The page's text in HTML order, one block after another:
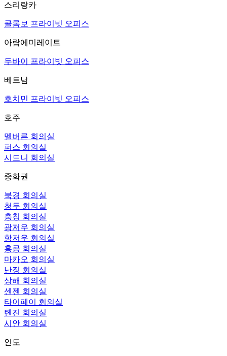
스리랑카
콜롬보 프라이빗 오피스
아랍에미레이트
두바이 프라이빗 오피스
베트남
호치민 프라이빗 오피스
호주
멜버른 회의실
퍼스 회의실
시드니 회의실
중화권
북경 회의실
청두 회의실
충칭 회의실
광저우 회의실
항저우 회의실
홍콩 회의실
마카오 회의실
난징 회의실
상해 회의실
센젠 회의실
타이페이 회의실
톈진 회의실
시안 회의실
인도